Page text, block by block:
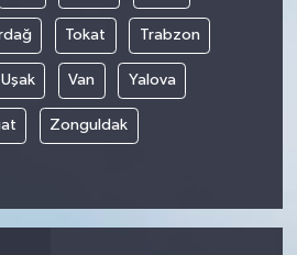
Tokat Trabzon
Uşak Van Yalova
Zonguldak